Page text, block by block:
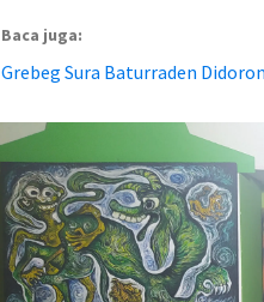
Baca juga:
Grebeg Sura Baturraden